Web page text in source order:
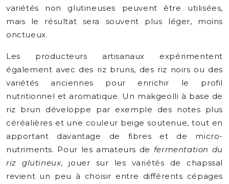
variétés non glutineuses peuvent être utilisées,
mais le résultat sera souvent plus léger, moins
onctueux.
Les producteurs artisanaux expérimentent
également avec des riz bruns, des riz noirs ou des
variétés anciennes pour enrichir le profil
nutritionnel et aromatique. Un makgeolli à base de
riz brun développe par exemple des notes plus
céréalières et une couleur beige soutenue, tout en
apportant davantage de fibres et de micro-
nutriments. Pour les amateurs de fermentation du
riz glutineux, jouer sur les variétés de chapssal
revient un peu à choisir entre différents cépages